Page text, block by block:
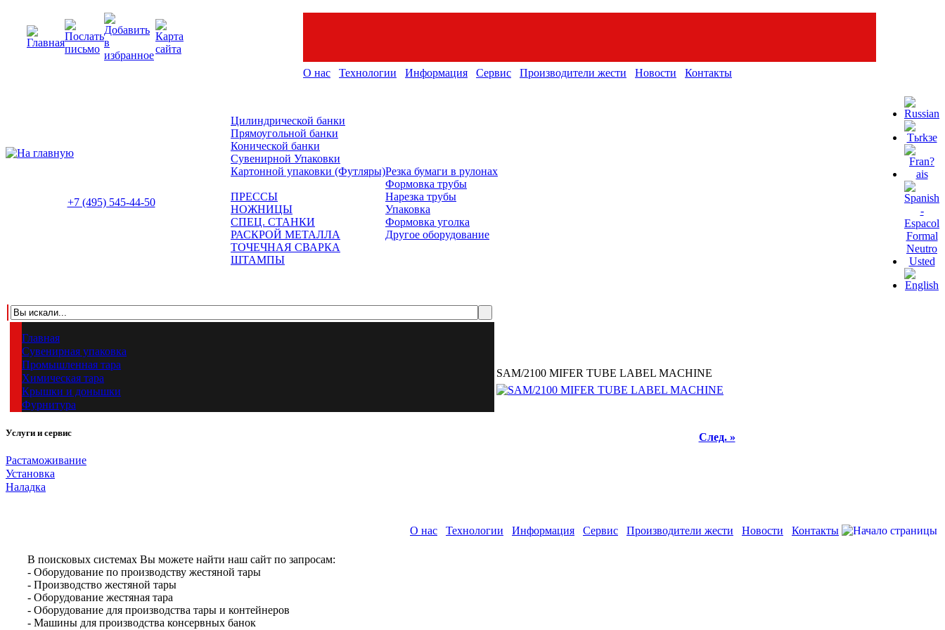
О нас Технологии Информация Сервис Производители жести Новости Контакты
+7 (495) 545-44-50
Цилиндрической банки
Прямоугольной банки
Конической банки
Сувенирной Упаковки
Картонной упаковки (Футляры)Резка бумаги в рулонах
Формовка трубы
ПРЕССЫ
Нарезка трубы
НОЖНИЦЫ
Упаковка
СПЕЦ. СТАНКИ
Формовка уголка
РАСКРОЙ МЕТАЛЛА
Другое оборудование
ТОЧЕЧНАЯ СВАРКА
ШТАМПЫ
Главная
Сувенирная упаковка
Промышленная тара
Химическая тара
Крышки и донышки
Фурнитура
Услуги и сервис
Растаможивание
Установка
Наладка
SAM/2100 MIFER TUBE LABEL MACHINE
След. »
О нас Технологии Информация Сервис Производители жести Новости Контакты
В поисковых системах Вы можете найти наш сайт по запросам:
- Оборудование по производству жестяной тары
- Производство жестяной тары
- Оборудование жестяная тара
- Оборудование для производства тары и контейнеров
- Машины для производства консервных банок